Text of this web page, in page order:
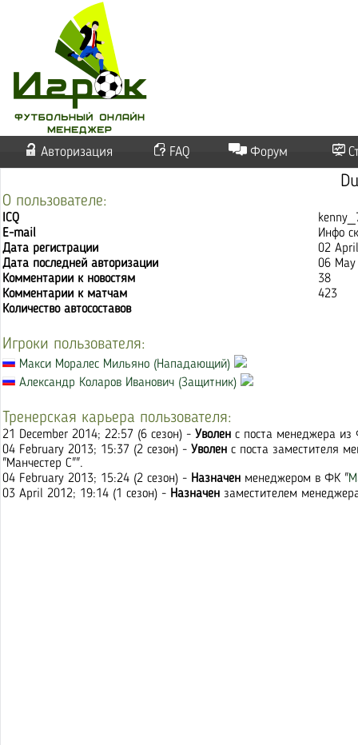
Авторизация FAQ Форум
О пользователе:
ICQ
E-mail
Инфо
Дата регистрации
02
Дата последней авторизации
06
Комментарии к новостям
38
Комментарии к матчам
423
Количество автосоставов
Игроки пользователя:
Макси Моралес Мильяно (Нападающий)
Александр Коларов Иванович (Защитник)
Тренерская карьера пользователя:
21 December 2014; 22:57 (6 сезон) - Уволен с поста менеджера
04 February 2013; 15:37 (2 сезон) - Уволен с поста заместителя
"Манчестер С"".
04 February 2013; 15:24 (2 сезон) - Назначен менеджером в ФК "
03 April 2012; 19:14 (1 сезон) - Назначен заместителем